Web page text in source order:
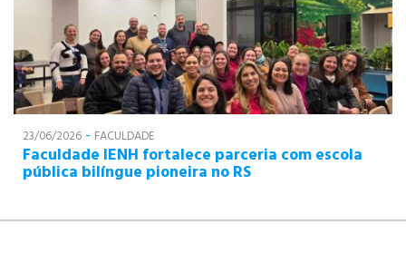
23/06/2026 - FACULDADE
Faculdade IENH fortalece parceria com escola
pública bilíngue pioneira no RS